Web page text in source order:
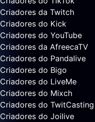
Criadores da Twitch
Criadores do Kick
Criadores do YouTube
Criadores da AfreecaTV
Criadores do Pandalive
Criadores do Bigo
Criadores do LiveMe
Criadores do Mixch
Criadores do TwitCasting
Criadores do Joilive